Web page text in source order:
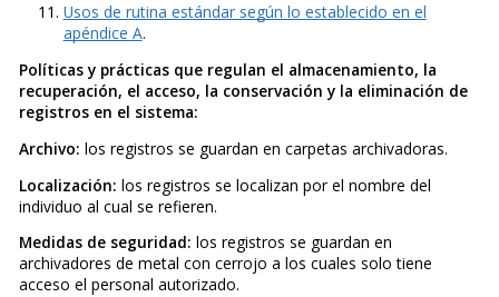
Usos de rutina estándar según lo establecido en el
apéndice A.
Políticas y prácticas que regulan el almacenamiento, la
recuperación, el acceso, la conservación y la eliminación de
registros en el sistema:
Archivo: los registros se guardan en carpetas archivadoras.
Localización: los registros se localizan por el nombre del
individuo al cual se refieren.
Medidas de seguridad: los registros se guardan en
archivadores de metal con cerrojo a los cuales solo tiene
acceso el personal autorizado.